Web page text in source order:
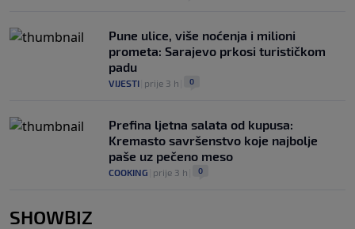
Pune ulice, više noćenja i milioni
prometa: Sarajevo prkosi turističkom
padu
VIJESTI prije 3 h 0
Prefina ljetna salata od kupusa:
Kremasto savršenstvo koje najbolje
paše uz pečeno meso
COOKING prije 3 h 0
SHOWBIZ